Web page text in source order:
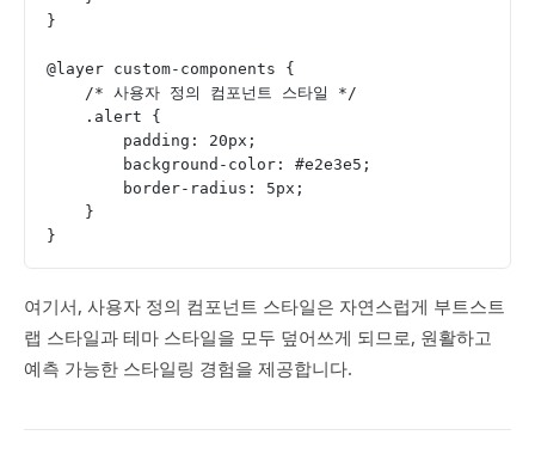
}
@layer custom-components {
    /* 사용자 정의 컴포넌트 스타일 */
    .alert {
        padding: 20px;
        background-color: #e2e3e5;
        border-radius: 5px;
    }
}
여기서, 사용자 정의 컴포넌트 스타일은 자연스럽게 부트스트
랩 스타일과 테마 스타일을 모두 덮어쓰게 되므로, 원활하고
예측 가능한 스타일링 경험을 제공합니다.